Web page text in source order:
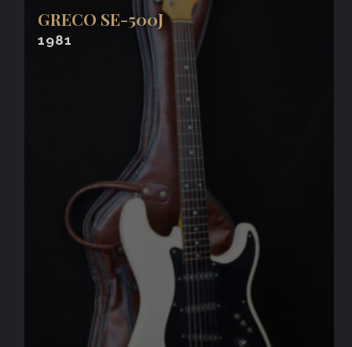
GRECO SE-500J
1981